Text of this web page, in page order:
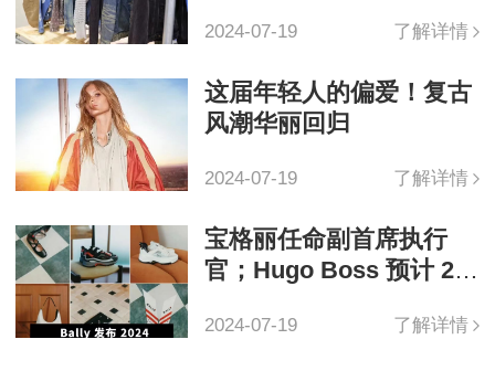
2024-07-19 了解详情
这届年轻人的偏爱！复古
风潮华丽回归
2024-07-19 了解详情
宝格丽任命副首席执行
官；Hugo Boss 预计 20
2024-07-19 了解详情